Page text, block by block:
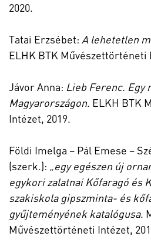
2020.
Tatai Erzsébet: A lehetetlen
ELHK BTK Művészettörténeti
Jávor Anna: Lieb Ferenc.
Magyarországon. ELKH BTK
Intézet, 2019.
Földi Imelga – Pál Emese –
(szerk.): „egy egészen új
egykori zalatnai Kőfaragó és
szakiskola gipszminta- és
gyűjteményének katalógusa.
Művészettörténeti Intézet,